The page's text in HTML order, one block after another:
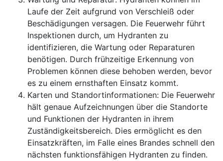
Laufe der Zeit aufgrund von Verschleiß oder
Beschädigungen versagen. Die Feuerwehr führt
Inspektionen durch, um Hydranten zu
identifizieren, die Wartung oder Reparaturen
benötigen. Durch frühzeitige Erkennung von
Problemen können diese behoben werden, bevor
es zu einem ernsthaften Einsatz kommt.
Karten und Standortinformationen: Die Feuerwehr
hält genaue Aufzeichnungen über die Standorte
und Funktionen der Hydranten in ihrem
Zuständigkeitsbereich. Dies ermöglicht es den
Einsatzkräften, im Falle eines Brandes schnell den
nächsten funktionsfähigen Hydranten zu finden.